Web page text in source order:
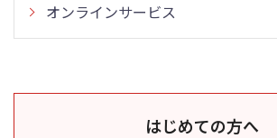
オンラインサービス
はじめての方へ